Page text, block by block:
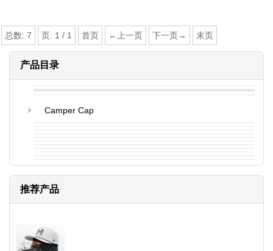
总数: 7 页: 1 / 1 首页 ←上一页 下一页→ 末页
产品目录
Camper Cap
推荐产品